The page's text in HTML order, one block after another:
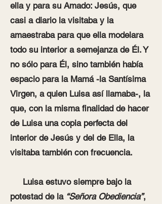
ella y para su Amado: Jesús, que
casi a diario la visitaba y la
amaestraba para que ella modelara
todo su interior a semejanza de Él. Y
no sólo para Él, sino también había
espacio para la Mamá -la Santísima
Virgen, a quien Luisa así llamaba-, la
que, con la misma finalidad de hacer
de Luisa una copia perfecta del
interior de Jesús y del de Ella, la
visitaba también con frecuencia.
Luisa estuvo siempre bajo la
potestad de la “Señora Obediencia”,